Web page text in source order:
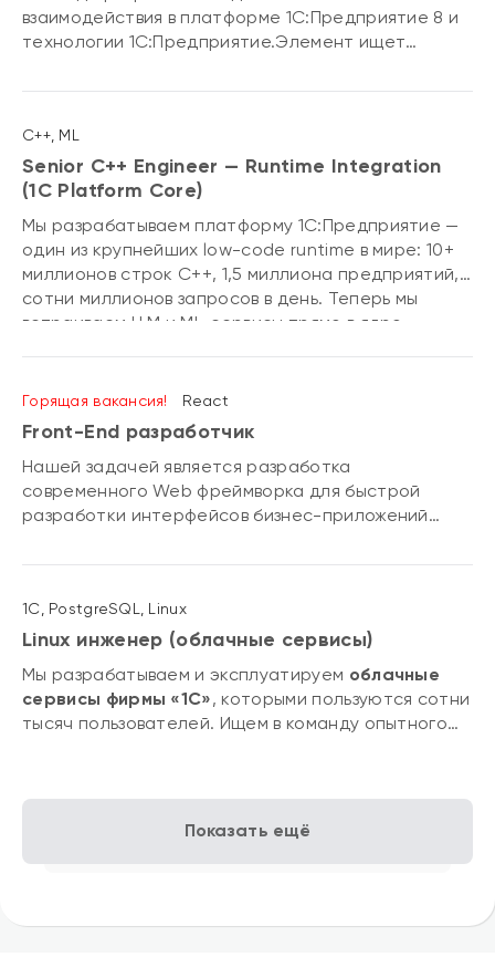
взаимодействия в платформе 1С:Предприятие 8 и
технологии 1С:Предприятие.Элемент ищет
C++, ML
Senior C++ Engineer — Runtime Integration
(1С Platform Core)
Мы разрабатываем платформу 1С:Предприятие —
один из крупнейших low-code runtime в мире: 10+
миллионов строк C++, 1,5 миллиона предприятий,
сотни миллионов запросов в день. Теперь мы
встраиваем LLM и ML-сервисы прямо в ядро
Горящая вакансия! React
Front-End разработчик
Нашей задачей является разработка
современного Web фреймворка для быстрой
разработки интерфейсов бизнес-приложений
таких, где одновременно могут работать тысячи
1С, PostgreSQL, Linux
Linux инженер (облачные сервисы)
Мы разрабатываем и эксплуатируем облачные
сервисы фирмы «1С», которыми пользуются сотни
тысяч пользователей. Ищем в команду опытного
облачных решений.
Показать ещё